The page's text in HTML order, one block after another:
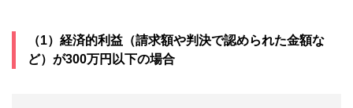
（1）経済的利益（請求額や判決で認められた金額な
ど）が300万円以下の場合